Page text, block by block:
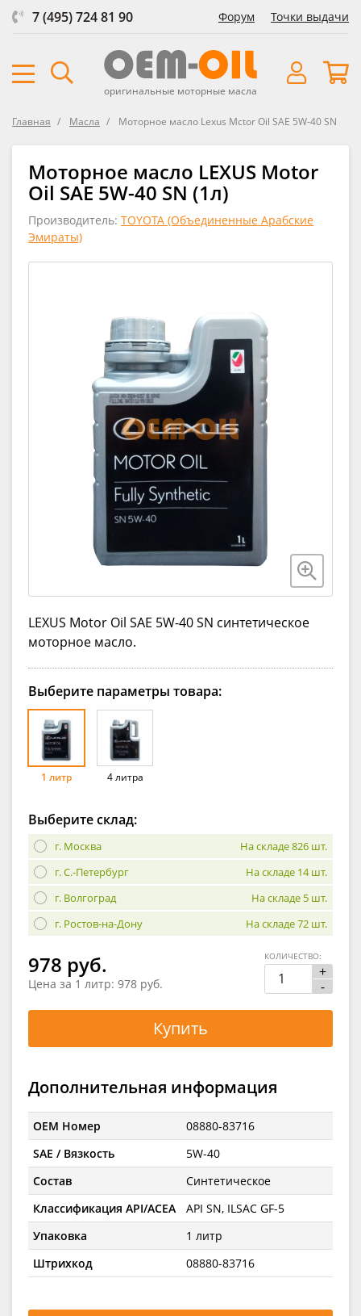
7 (495) 724 81 90 Форум Точки выдачи
оригинальные моторные масла
Главная Масла Моторное масло Lexus Mctor Oil SAE 5W-40 SN
Моторное масло LEXUS Motor
Oil SAE 5W-40 SN (1л)
Производитель: TOYOTA (Объединенные Арабские
Эмираты)
LEXUS Motor Oil SAE 5W-40 SN синтетическое
моторное масло.
Выберите параметры товара:
1 литр 4 литра
Выберите склад:
г. Москва
На складе 826 шт.
г. С.-Петербург
На складе 14 шт.
г. Волгоград
На складе 5 шт.
г. Ростов-на-Дону
На складе 72 шт.
978 руб.
Цена за 1 литр: 978 руб.
+
-
КОЛИЧЕСТВО:
Купить
Дополнительная информация
OEM Номер
08880-83716
SAE / Вязкость
5W-40
Состав
Синтетическое
Классификация API/ACEA
API SN, ILSAC GF-5
Упаковка
1 литр
Штрихкод
08880-83716